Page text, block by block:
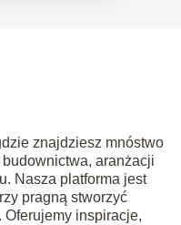
znajdziesz mnóstwo
budownictwa, aranżacji
Nasza platforma jest
pragną stworzyć
inspiracje,